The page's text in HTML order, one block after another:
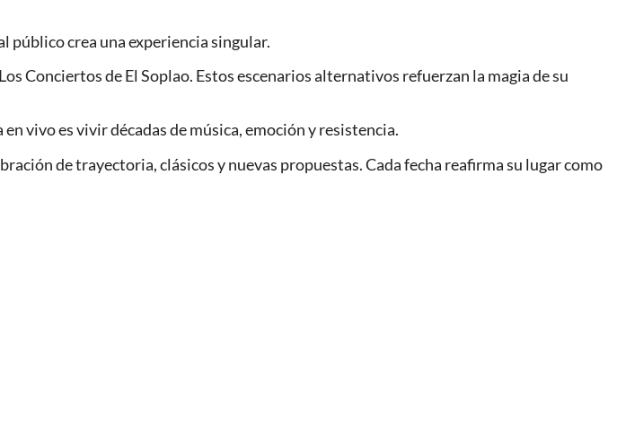
público crea una experiencia singular.
Conciertos de El Soplao. Estos escenarios alternativos refuerzan la magia de su
vivo es vivir décadas de música, emoción y resistencia.
de trayectoria, clásicos y nuevas propuestas. Cada fecha reafirma su lugar como